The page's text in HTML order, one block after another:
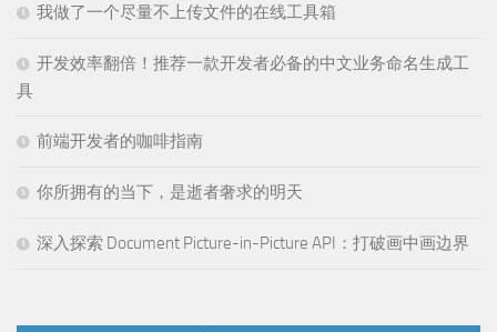
我做了一个尽量不上传文件的在线工具箱
开发效率翻倍！推荐一款开发者必备的中文业务命名生成工
具
前端开发者的咖啡指南
你所拥有的当下，是逝者奢求的明天
深入探索 Document Picture-in-Picture API：打破画中画边界